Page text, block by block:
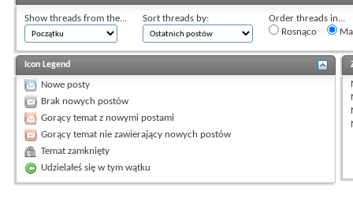
Show threads from the... Sort threads by:
Order threads in...
Rosnąco
Icon Legend
Nowe posty
Brak nowych postów
Gorący temat z nowymi postami
Gorący temat nie zawierający nowych postów
Temat zamknięty
Udzielałeś się w tym wątku